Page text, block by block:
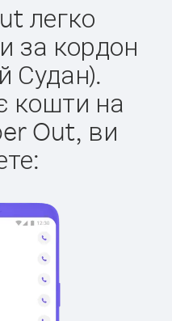
легко
за кордон
Судан).
кошти на
Out, ви